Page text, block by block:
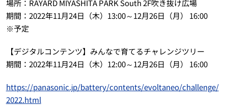
場所：RAYARD MIYASHITA PARK South 2F吹き抜け広場
期間：2022年11月24日（木）13:00～12月26日（月） 16:00
※予定
【デジタルコンテンツ】みんなで育てるチャレンジツリー
期間：2022年11月24日（木）12:00～12月26日（月） 16:00
https://panasonic.jp/battery/contents/evoltaneo/challenge/
2022.html